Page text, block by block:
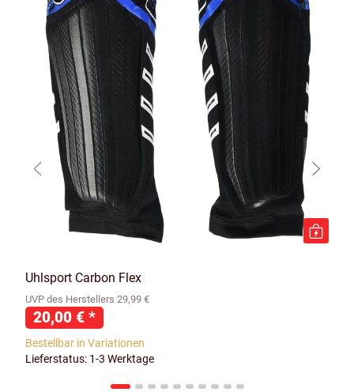
Uhlsport Carbon Flex
UVP des Herstellers 29,99 €
20,00 € *
Bestellbar in Variationen
Lieferstatus: 1-3 Werktage